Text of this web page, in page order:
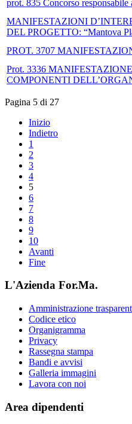
prot. 835 Concorso
MANIFESTAZIONI
DEL PROGETTO: “Mantova
PROT. 3707
Prot. 3336
COMPONENTI
Pagina 5 di 27
Inizio
Indietro
1
2
3
4
5
6
7
8
9
10
Avanti
Fine
L'Azienda For.Ma.
Amministrazione
Codice etico
Organigramma
Privacy
Rassegna stampa
Bandi e avvisi
Galleria immagini
Lavora con noi
Area dipendenti